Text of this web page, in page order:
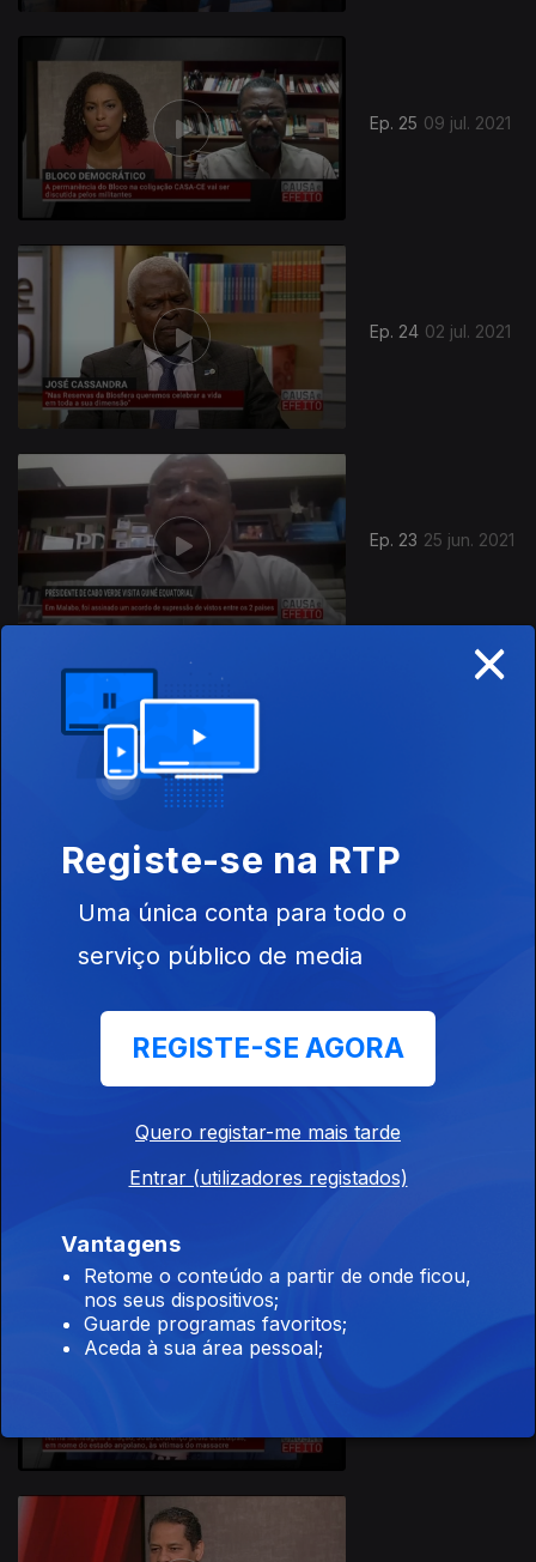
Ep. 25 09 jul. 2021
Ep. 24 02 jul. 2021
Ep. 23 25 jun. 2021
550818
04 jun. 2021
×
Registe-se na RTP
Uma única conta para todo o
serviço público de media
REGISTE-SE AGORA
Quero registar-me mais tarde
Entrar (utilizadores registados)
Vantagens
Retome o conteúdo a partir de onde ficou,
nos seus dispositivos;
Guarde programas favoritos;
Aceda à sua área pessoal;